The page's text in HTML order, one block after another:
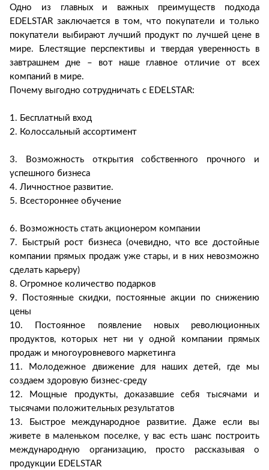
Одно из главных и важных преимуществ подхода
EDELSTAR заключается в том, что покупатели и только
покупатели выбирают лучший продукт по лучшей цене в
мире. Блестящие перспективы и твердая уверенность в
завтрашнем дне – вот наше главное отличие от всех
компаний в мире.
Почему выгодно сотрудничать с EDELSTAR:
1. Бесплатный вход
2. Колоссальный ассортимент
3. Возможность открытия собственного прочного и
успешного бизнеса
4. Личностное развитие.
5. Всестороннее обучение
6. Возможность стать акционером компании
7. Быстрый рост бизнеса (очевидно, что все достойные
компании прямых продаж уже стары, и в них невозможно
сделать карьеру)
8. Огромное количество подарков
9. Постоянные скидки, постоянные акции по снижению
цены
10. Постоянное появление новых революционных
продуктов, которых нет ни у одной компании прямых
продаж и многоуровневого маркетинга
11. Молодежное движение для наших детей, где мы
создаем здоровую бизнес-среду
12. Мощные продукты, доказавшие себя тысячами и
тысячами положительных результатов
13. Быстрое международное развитие. Даже если вы
живете в маленьком поселке, у вас есть шанс построить
международную организацию, просто рассказывая о
продукции EDELSTAR